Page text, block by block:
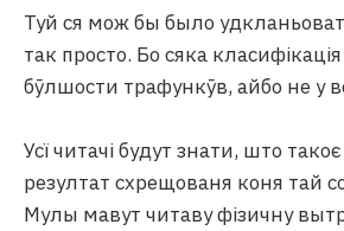
Туй ся мож бы было
так просто. Бо сяка
бӯлшости трафункӯв, айбо не у
Усї читачі будут знати, што
резултат схрещованя коня тай
Мулы мавут читаву фізичну